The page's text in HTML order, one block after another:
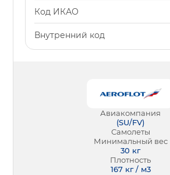
Код ИКАО
Внутренний код
Авиакомпания
(SU/FV)
Самолеты
Минимальный вес
30 кг
Плотность
167 кг / м3